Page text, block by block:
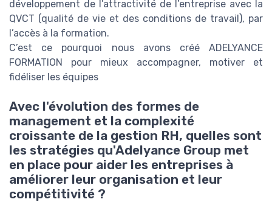
développement de l’attractivité de l’entreprise avec la
QVCT (qualité de vie et des conditions de travail), par
l’accès à la formation.
C’est ce pourquoi nous avons créé ADELYANCE
FORMATION pour mieux accompagner, motiver et
fidéliser les équipes
Avec l'évolution des formes de
management et la complexité
croissante de la gestion RH, quelles sont
les stratégies qu'Adelyance Group met
en place pour aider les entreprises à
améliorer leur organisation et leur
compétitivité ?